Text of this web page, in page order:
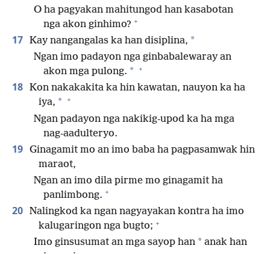
O ha pagyakan mahitungod han kasabotan
nga akon ginhimo? +
17 Kay nangangalas ka han disiplina, *
Ngan imo padayon nga ginbabalewaray an
akon mga pulong. * +
18 Kon nakakakita ka hin kawatan, nauyon ka ha
iya, * +
Ngan padayon nga nakikig-upod ka ha mga
nag-aadulteryo.
19 Ginagamit mo an imo baba ha pagpasamwak hin
maraot,
Ngan an imo dila pirme mo ginagamit ha
panlimbong. +
20 Nalingkod ka ngan nagyayakan kontra ha imo
kalugaringon nga bugto; +
Imo ginsusumat an mga sayop han * anak han